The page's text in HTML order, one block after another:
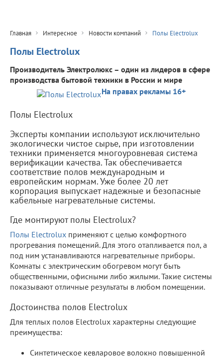
Главная Интересное Новости компаний Полы Electrolux
Полы Electrolux
Производитель Электролюкс – один из лидеров в сфере
производства бытовой техники в России и мире
На правах рекламы 16+
Полы Electrolux
Эксперты компании используют исключительно
экологически чистое сырье, при изготовлении
техники применяется многоуровневая система
верификации качества. Так обеспечивается
соответствие полов международным и
европейским нормам. Уже более 20 лет
корпорация выпускает надежные и безопасные
кабельные нагревательные системы.
Где монтируют полы Electrolux?
Полы Electrolux применяют с целью комфортного
прогревания помещений. Для этого отапливается пол, а
под ним устанавливаются нагревательные приборы.
Комнаты с электрическим обогревом могут быть
общественными, офисными либо жилыми. Такие системы
показывают отличные результаты в любом помещении.
Достоинства полов Electrolux
Для теплых полов Electrolux характерны следующие
преимущества:
Синтетическое кевларовое волокно повышенной